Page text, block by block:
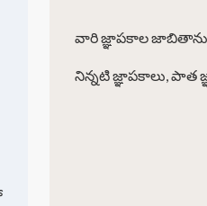
వారి జ్ఞాపకాల
నిన్నటి జ్ఞాపకాలు, పాత